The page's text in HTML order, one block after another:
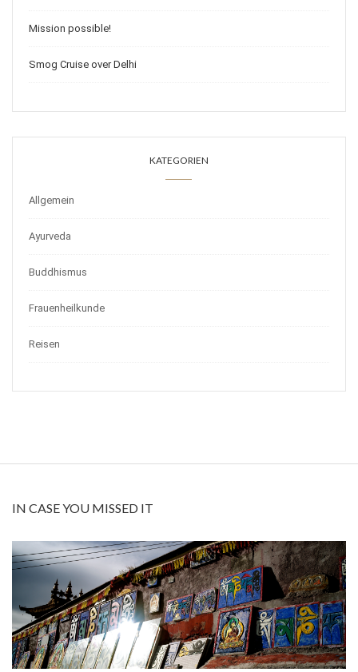
Mission possible!
Smog Cruise over Delhi
KATEGORIEN
Allgemein
Ayurveda
Buddhismus
Frauenheilkunde
Reisen
IN CASE YOU MISSED IT